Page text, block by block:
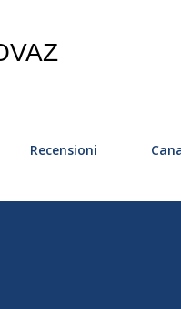
Recensioni